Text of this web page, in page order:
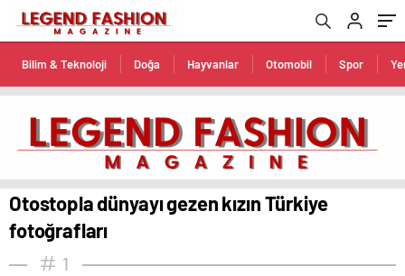
Bilim & Teknoloji Doğa Hayvanlar Otomobil Spor
Otostopla dünyayı gezen kızın Türkiye
fotoğrafları
1